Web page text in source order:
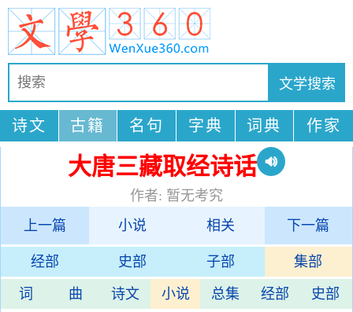
诗文 古籍 名句 字典 词典 作家
大唐三藏取经诗话
作者: 暂无考究
上一篇
小说 相关 下一篇
经部 史部 子部 集部
词 曲 诗文 小说 总集 经部 史部